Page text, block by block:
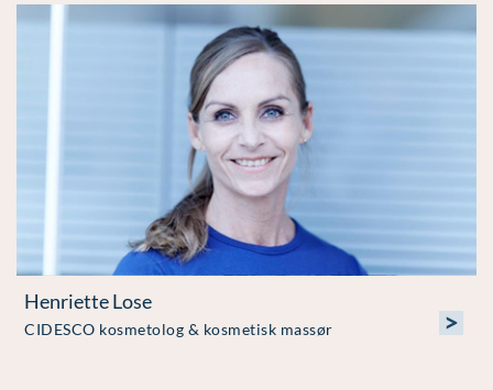
Henriette Lose
CIDESCO kosmetolog & kosmetisk massør >